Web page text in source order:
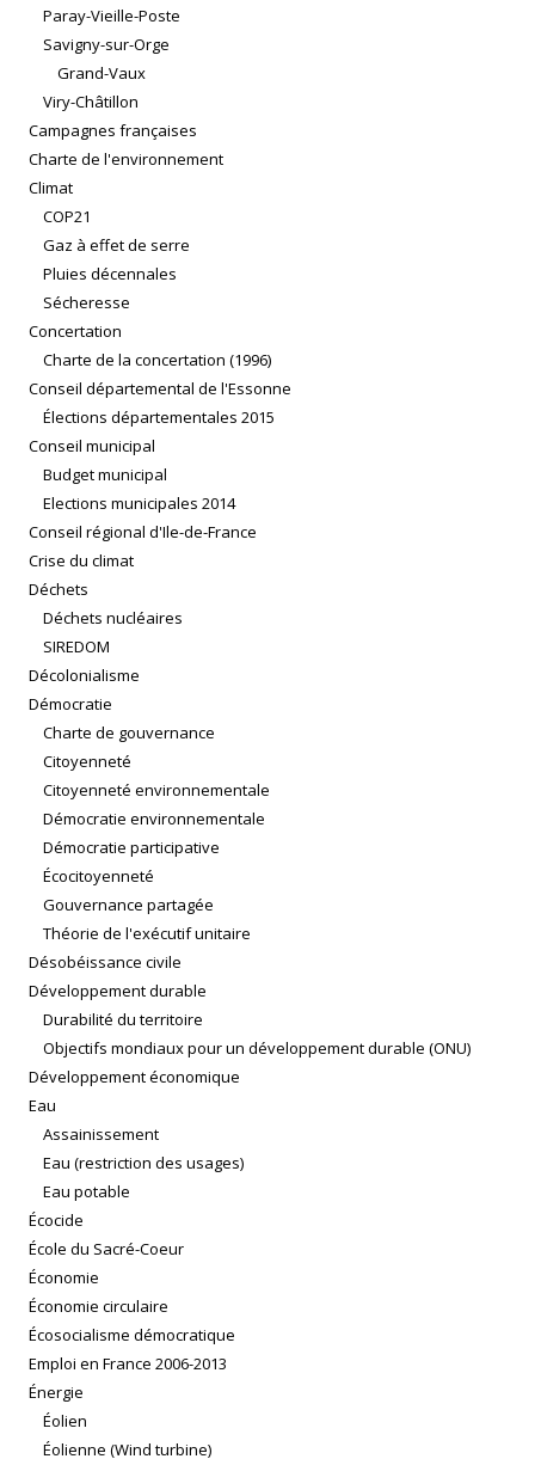
Paray-Vieille-Poste
Savigny-sur-Orge
Grand-Vaux
Viry-Châtillon
Campagnes françaises
Charte de l'environnement
Climat
COP21
Gaz à effet de serre
Pluies décennales
Sécheresse
Concertation
Charte de la concertation (1996)
Conseil départemental de l'Essonne
Élections départementales 2015
Conseil municipal
Budget municipal
Elections municipales 2014
Conseil régional d'Ile-de-France
Crise du climat
Déchets
Déchets nucléaires
SIREDOM
Décolonialisme
Démocratie
Charte de gouvernance
Citoyenneté
Citoyenneté environnementale
Démocratie environnementale
Démocratie participative
Écocitoyenneté
Gouvernance partagée
Théorie de l'exécutif unitaire
Désobéissance civile
Développement durable
Durabilité du territoire
Objectifs mondiaux pour un développement durable (ONU)
Développement économique
Eau
Assainissement
Eau (restriction des usages)
Eau potable
Écocide
École du Sacré-Coeur
Économie
Économie circulaire
Écosocialisme démocratique
Emploi en France 2006-2013
Énergie
Éolien
Éolienne (Wind turbine)